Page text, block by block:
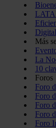
Más
La
10
Foros
Foro
Foro
Foro
Foro
Foro